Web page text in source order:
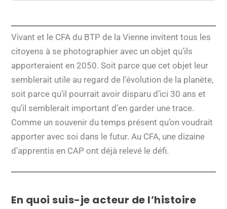
Vivant et le CFA du BTP de la Vienne invitent tous les
citoyens à se photographier avec un objet qu’ils
apporteraient en 2050. Soit parce que cet objet leur
semblerait utile au regard de l’évolution de la planète,
soit parce qu’il pourrait avoir disparu d’ici 30 ans et
qu’il semblerait important d’en garder une trace.
Comme un souvenir du temps présent qu’on voudrait
apporter avec soi dans le futur. Au CFA, une dizaine
d’apprentis en CAP ont déjà relevé le défi.
En quoi suis-je acteur de l’histoire